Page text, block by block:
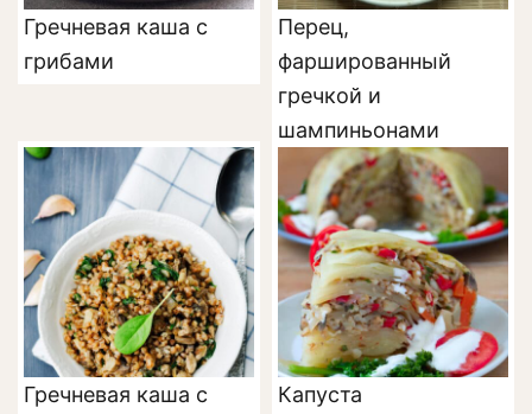
Гречневая каша с
грибами
Перец,
фаршированный
гречкой и
шампиньонами
Гречневая каша с
Капуста